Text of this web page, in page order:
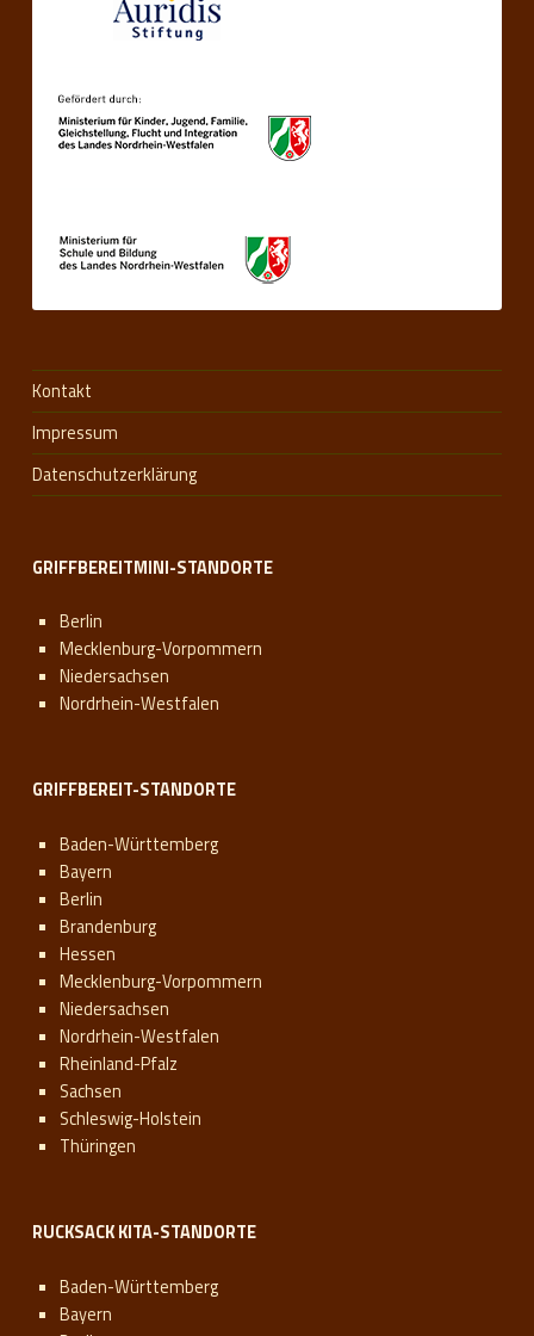
Kontakt
Impressum
Datenschutzerklärung
GRIFFBEREITMINI-STANDORTE
Berlin
Mecklenburg-Vorpommern
Niedersachsen
Nordrhein-Westfalen
GRIFFBEREIT-STANDORTE
Baden-Württemberg
Bayern
Berlin
Brandenburg
Hessen
Mecklenburg-Vorpommern
Niedersachsen
Nordrhein-Westfalen
Rheinland-Pfalz
Sachsen
Schleswig-Holstein
Thüringen
RUCKSACK KITA-STANDORTE
Baden-Württemberg
Bayern